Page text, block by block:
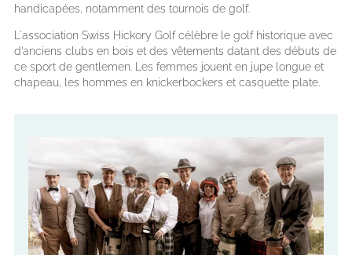
handicapées, notamment des tournois de golf.
L'association Swiss Hickory Golf célèbre le golf historique avec
d’anciens clubs en bois et des vêtements datant des débuts de
ce sport de gentlemen. Les femmes jouent en jupe longue et
chapeau, les hommes en knickerbockers et casquette plate.